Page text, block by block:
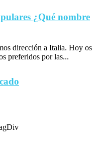
¿Qué nombre
dirección a Italia. Hoy os
preferidos por las...